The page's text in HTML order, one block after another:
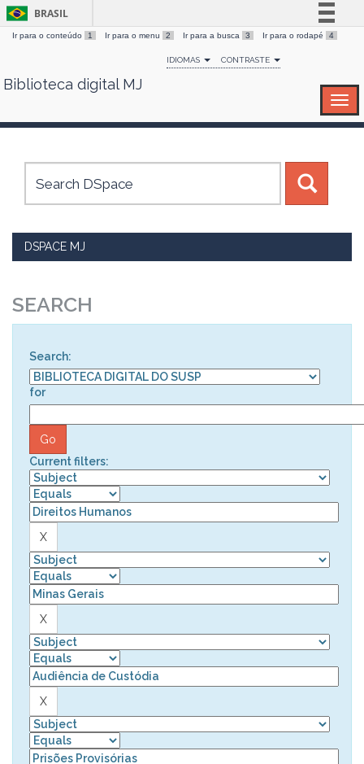
Skip
BRASIL
Simplifique!
Comunica BR
Canais
Ir para o conteúdo 1 Ir para o menu 2 Ir para a busca 3 Ir para o rodapé 4
IDIOMAS CONTRASTE
Biblioteca digital MJ
DSPACE MJ
SEARCH
Search:
for
Current filters: